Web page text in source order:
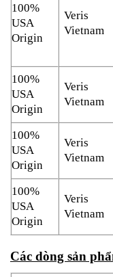
100%
USA
Origin
Veris
Vietnam
100%
USA
Origin
Veris
Vietnam
100%
USA
Origin
Veris
Vietnam
100%
USA
Origin
Veris
Vietnam
Các dòng sản